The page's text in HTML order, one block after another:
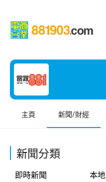
主頁 新聞/財經
新聞分類
即時新聞
本地